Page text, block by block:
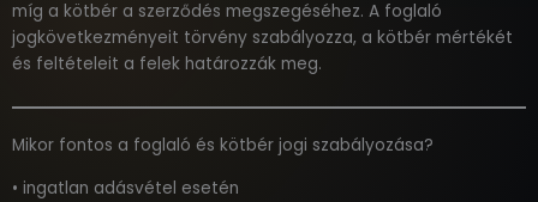
míg a kötbér a szerződés megszegéséhez. A foglaló
jogkövetkezményeit törvény szabályozza, a kötbér mértékét
és feltételeit a felek határozzák meg.
Mikor fontos a foglaló és kötbér jogi szabályozása?
• ingatlan adásvétel esetén